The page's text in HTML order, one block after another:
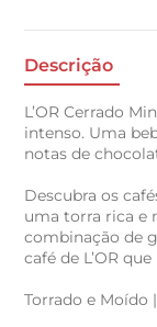
Descrição
L’OR Cerrado
intenso. Uma
notas de
Descubra os
uma torra rica e
combinação de
café de L’OR
Torrado e Moído